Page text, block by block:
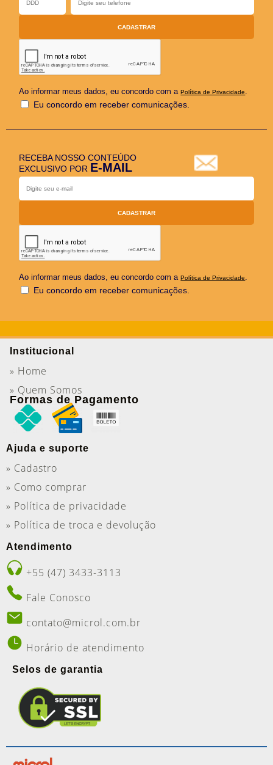
Ao informar meus dados, eu concordo com aPolítica de Privacidade.
Eu concordo em receber comunicações.
RECEBA NOSSO CONTEÚDO
EXCLUSIVO POR E-MAIL
Ao informar meus dados, eu concordo com aPolítica de Privacidade.
Eu concordo em receber comunicações.
Institucional
» Home
» Quem Somos
Formas de Pagamento
Ajuda e suporte
» Cadastro
» Como comprar
» Política de privacidade
» Política de troca e devolução
Atendimento
+55 (47) 3433-3113
Fale Conosco
contato@microl.com.br
Horário de atendimento
Selos de garantia